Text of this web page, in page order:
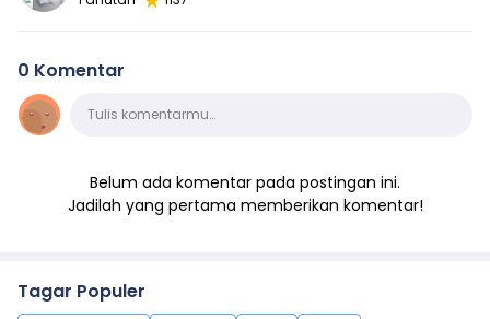
0 Komentar
KomentarTulis komentarmu…
Belum ada komentar pada postingan ini.
Jadilah yang pertama memberikan komentar!
Tagar Populer